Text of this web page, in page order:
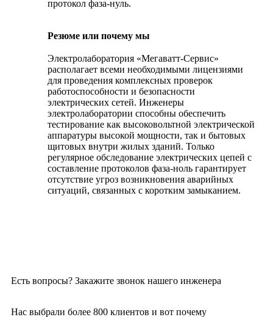
протокол фаза-нуль.
Резюме или почему мы
Электролаборатория «Мегаватт-Сервис»
располагает всеми необходимыми лицензиями
для проведения комплексных проверок
работоспособности и безопасности
электрических сетей. Инженеры
электролаборатории способны обеспечить
тестирование как высоковольтной электрической
аппаратуры высокой мощности, так и бытовых
щитовых внутри жилых зданий. Только
регулярное обследование электрических цепей с
составление протоколов фаза-ноль гарантирует
отсутствие угроз возникновения аварийных
ситуаций, связанных с коротким замыканием.
Есть вопросы? Закажите звонок нашего инженера
Нас выбрали более 800 клиентов и вот почему